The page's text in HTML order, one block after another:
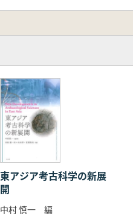
東アジア考古科学の新展
開
中村 慎一 編